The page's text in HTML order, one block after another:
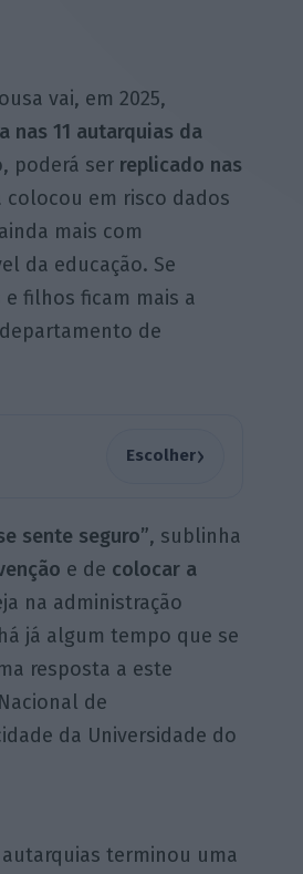
vai, em 2025,
nas 11 autarquias da
poderá ser replicado nas
em risco dados
mais com
da educação. Se
filhos ficam mais a
de
Escolher›
sente seguro”, sublinha
e de colocar a
na administração
já algum tempo que se
resposta a este
de
da Universidade do
autarquias terminou uma